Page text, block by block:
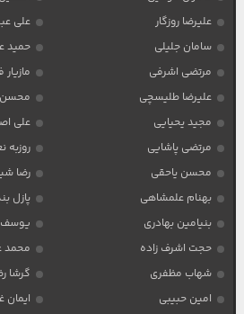
علیرضا روزگار
علی
سامان جلیلی
حمید
مرتضی اشرفی
علیرضا طلیسچی
محسن
مجید یحیایی
علی
مرتضی پاشایی
روزبه
محسن یاحقی
رضا
بهنام علمشاهی
پازل
بنیامین بهادری
یوسف
حجت اشرف زاده
محمد
شهاب مظفری
گرشا
امین حبیبی
ایمان